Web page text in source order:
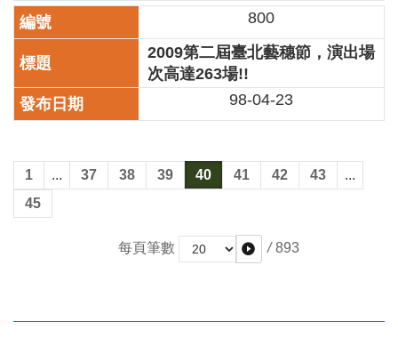
權
保
政
策
資
安
全
政
策
800
2009第二屆臺北藝穗節，演出場
次高達263場!!
98-04-23
1 ... 37 38 39 40 41 42 43
...
45
每頁筆數 / 893